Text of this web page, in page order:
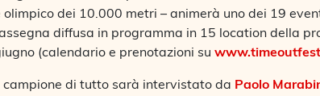
olimpico dei 10.000 metri – animerà uno dei 19
diffusa in programma in 15 location della
(calendario e prenotazioni su
Il campione di tutto sarà intervistato da Paolo